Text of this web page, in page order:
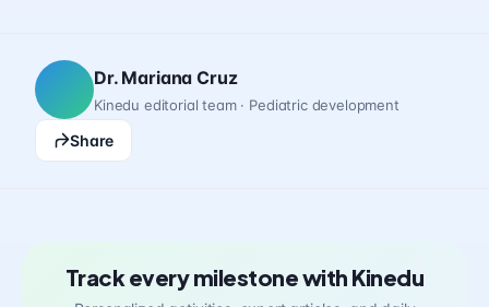
Dr. Mariana Cruz
Kinedu editorial team · Pediatric development
Share
Track every milestone with Kinedu